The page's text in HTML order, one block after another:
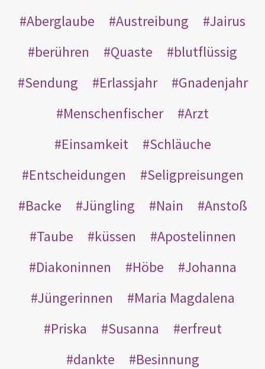
Aberglaube
Austreibung
Jairus
berühren
Quaste
blutflüssig
Sendung
Erlassjahr
Gnadenjahr
Menschenfischer
Arzt
Einsamkeit
Schläuche
Entscheidungen
Seligpreisungen
Backe
Jüngling Nain
Anstoß
Taube
küssen
Apostelinnen
Diakoninnen
Höbe
Johanna
Jüngerinnen
Maria Magdalena
Priska
Susanna
erfreut
dankte
Besinnung